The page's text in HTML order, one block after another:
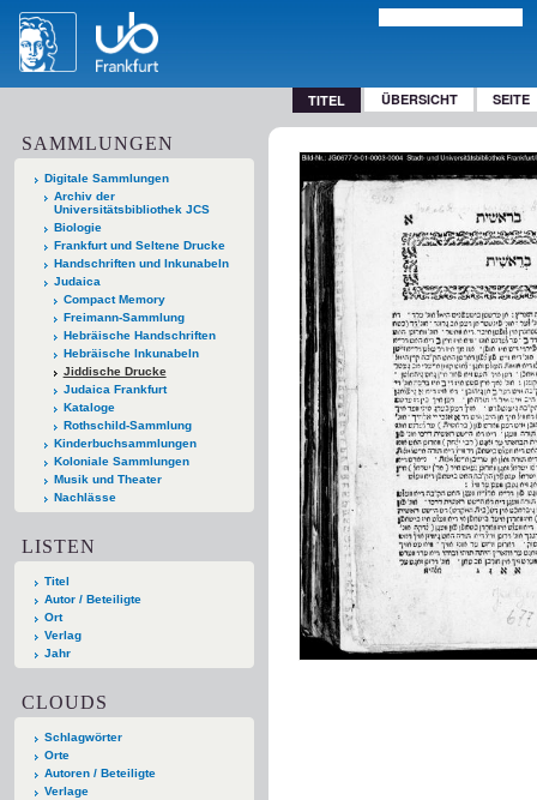
TITEL ÜBERSICHT SEITE
SAMMLUNGEN
Digitale Sammlungen
Archiv der
Universitätsbibliothek JCS
Biologie
Frankfurt und Seltene Drucke
Handschriften und Inkunabeln
Judaica
Compact Memory
Freimann-Sammlung
Hebräische Handschriften
Hebräische Inkunabeln
Jiddische Drucke
Judaica Frankfurt
Kataloge
Rothschild-Sammlung
Kinderbuchsammlungen
Koloniale Sammlungen
Musik und Theater
Nachlässe
LISTEN
Titel
Autor / Beteiligte
Ort
Verlag
Jahr
CLOUDS
Schlagwörter
Orte
Autoren / Beteiligte
Verlage